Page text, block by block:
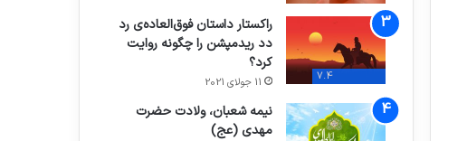
7.4
راکستار داستان فوق‌العاده‌ی رد
دد ریدمپشن را چگونه روایت
کرد؟
11 جولای 2021
نیمه شعبان، ولادت حضرت
مهدی (عج)